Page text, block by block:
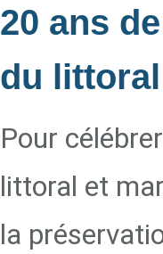
20 ans
du littoral
Pour
littoral et
la